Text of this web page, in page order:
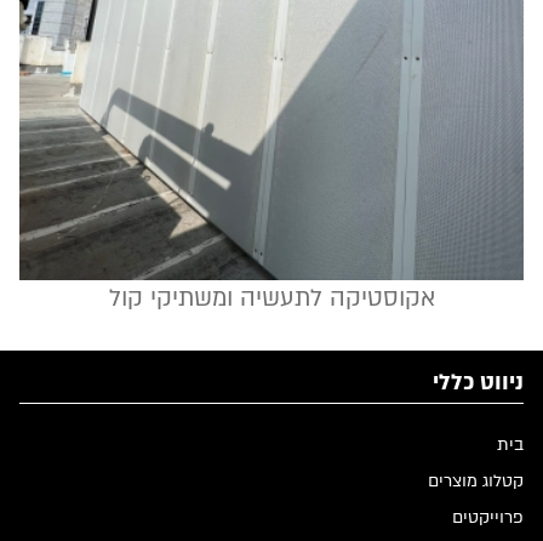
אקוסטיקה לתעשיה ומשתיקי קול
ניווט כללי
בית
קטלוג מוצרים
פרוייקטים